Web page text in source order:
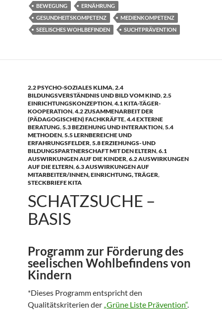
BEWEGUNG
ERNÄHRUNG
GESUNDHEITSKOMPETENZ
MEDIENKOMPETENZ
SEELISCHES WOHLBEFINDEN
SUCHTPRÄVENTION
2.2 PSYCHO-SOZIALES KLIMA,2.4
BILDUNGSVERSTÄNDNIS UND BILD VOM KIND,2.5
EINRICHTUNGSKONZEPTION,4.1 KITA-TÄGER-
KOOPERATION,4.2 ZUSAMMENARBEIT DER
(PÄDAGOGISCHEN) FACHKRÄFTE,4.4 EXTERNE
BERATUNG,5.3 BEZIEHUNG UND INTERAKTION,5.4
METHODEN,5.5 LERNBEREICHE UND
ERFAHRUNGSFELDER,5.8 ERZIEHUNGS- UND
BILDUNGSPARTNERSCHAFT MIT DEN ELTERN,6.1
AUSWIRKUNGEN AUF DIE KINDER,6.2 AUSWIRKUNGEN
AUF DIE ELTERN,6.3 AUSWIRKUNGEN AUF
MITARBEITER/INNEN, EINRICHTUNG, TRÄGER,
STECKBRIEFE KITA
SCHATZSUCHE –
BASIS
Programm zur Förderung des
seelischen Wohlbefindens von
Kindern
*Dieses Programm entspricht den
Qualitätskriterien der „Grüne Liste Prävention“.